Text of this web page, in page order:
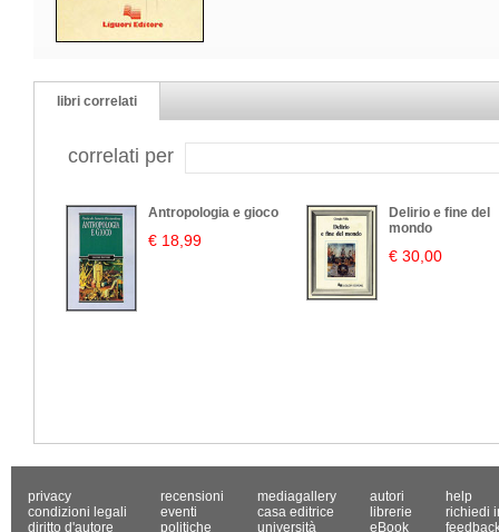
libri correlati
correlati per
Antropologia e gioco
€ 18,99
Delirio e fine del
mondo
€ 30,00
privacy
condizioni legali
diritto d'autore
recensioni
eventi
politiche
mediagallery
casa editrice
università
autori
librerie
eBook
help
richiedi